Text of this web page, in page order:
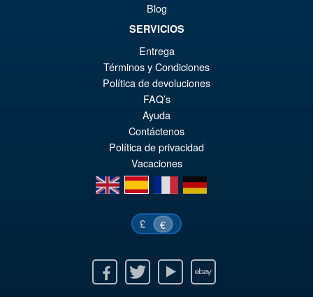
Mastermind Creations Ocular
Max IF-03 Chronus Action
Figure
VORBESTELLUNGEN
Blog
SERVICIOS
Entrega
Términos y Condiciones
Política de devoluciones
FAQ’s
Ayuda
Contáctenos
Política de privacidad
Vacaciones
en
es fr de
£ €
Twitter Youtube Ebay